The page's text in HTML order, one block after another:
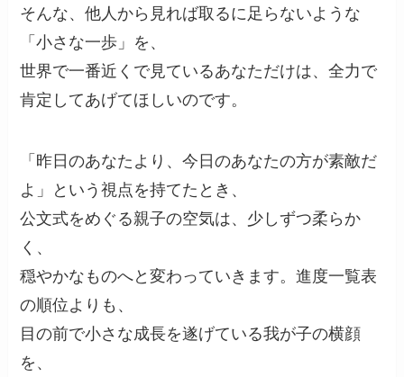
そんな、他人から見れば取るに足らないような
「小さな一歩」を、
世界で一番近くで見ているあなただけは、全力で
肯定してあげてほしいのです。
「昨日のあなたより、今日のあなたの方が素敵だ
よ」という視点を持てたとき、
公文式をめぐる親子の空気は、少しずつ柔らか
く、
穏やかなものへと変わっていきます。進度一覧表
の順位よりも、
目の前で小さな成長を遂げている我が子の横顔
を、